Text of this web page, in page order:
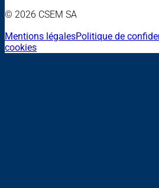
© 2026 CSEM SA
Mentions légalesPolitique de
cookies